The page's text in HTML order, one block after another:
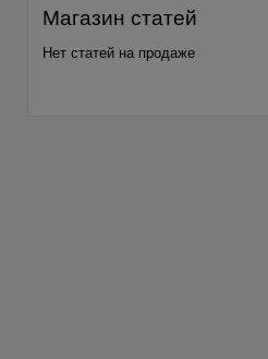
Магазин статей
Нет статей на продаже